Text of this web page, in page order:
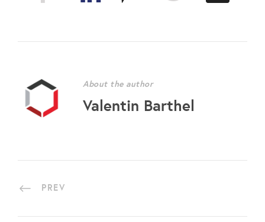
About the author
Valentin Barthel
PREV